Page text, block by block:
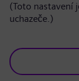
(Toto nastavení
uchazeče.)